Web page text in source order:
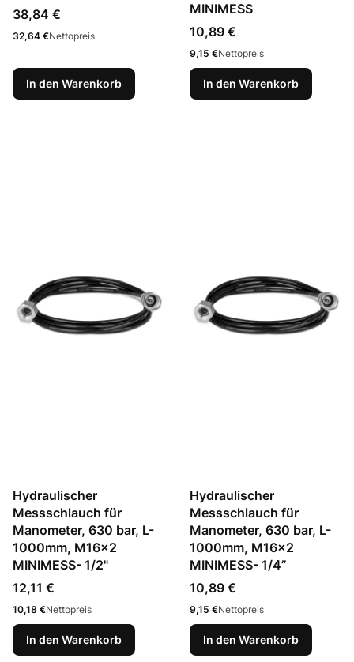
Preis
38,84 €
Preis
32,64 €Nettopreis
In den Warenkorb
MINIMESS
Preis
10,89 €
Preis
9,15 €Nettopreis
In den Warenkorb
Hydraulischer
Messschlauch für
Manometer, 630 bar, L-
1000mm, M16x2
MINIMESS- 1/2"
Preis
12,11 €
Preis
10,18 €Nettopreis
In den Warenkorb
Hydraulischer
Messschlauch für
Manometer, 630 bar, L-
1000mm, M16x2
MINIMESS- 1/4”
Preis
10,89 €
Preis
9,15 €Nettopreis
In den Warenkorb